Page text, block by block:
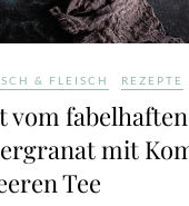
& FLEISCH REZEPTE
fabelhaften
mit
Tee